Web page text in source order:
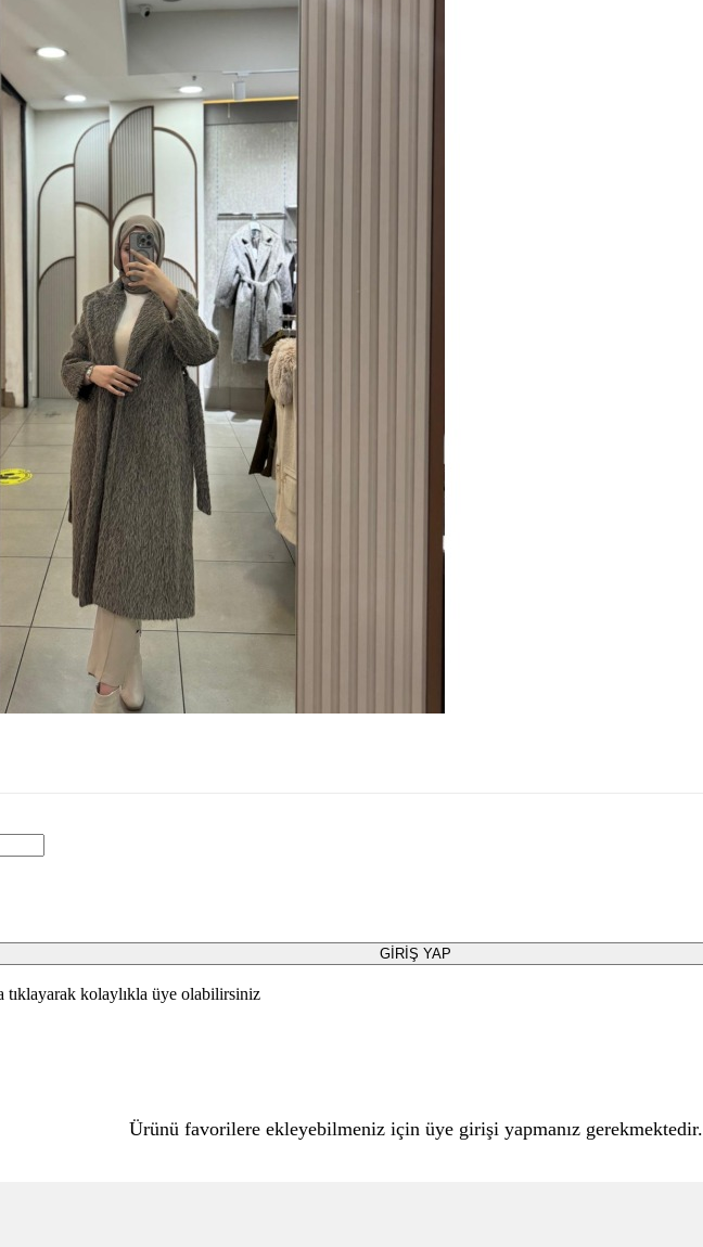
GİRİŞ YAP
kolaylıkla üye olabilirsiniz
Ürünü favorilere ekleyebilmeniz için üye girişi yapmanız gerekmektedir.